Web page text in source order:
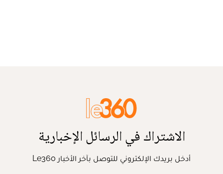
الاشتراك في الرسائل الإخبارية
أدخل بريدك الإلكتروني للتوصل بآخر الأخبار Le360